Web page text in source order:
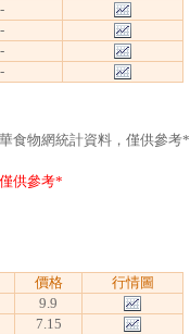
-
-
-
-
食物網統計資料，僅供參考*
供參考*
價格
行情圖
9.9
7.15